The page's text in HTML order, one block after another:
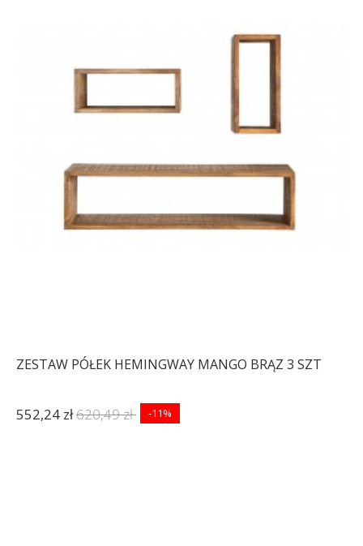
ZESTAW PÓŁEK HEMINGWAY MANGO BRĄZ 3 SZT
552,24 zł620,49 zł -11%